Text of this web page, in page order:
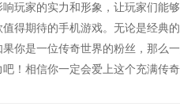
玩家的实力和形象，让玩家们能
得期待的手机游戏。无论是经典
你是一位传奇世界的粉丝，那么
！相信你一定会爱上这个充满传奇